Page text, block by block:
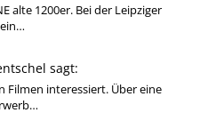
alte 1200er. Bei der Leipziger
sagt:
Filmen interessiert. Über eine